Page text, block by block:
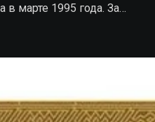
в марте 1995 года. За…